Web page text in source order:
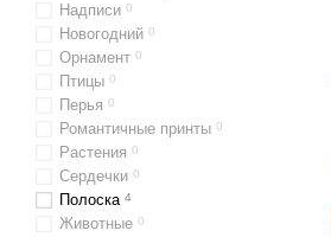
Надписи 0
Новогодний 0
Орнамент 0
Птицы 0
Перья 0
Романтичные принты 0
Растения 0
Сердечки 0
Полоска 4
Животные 0